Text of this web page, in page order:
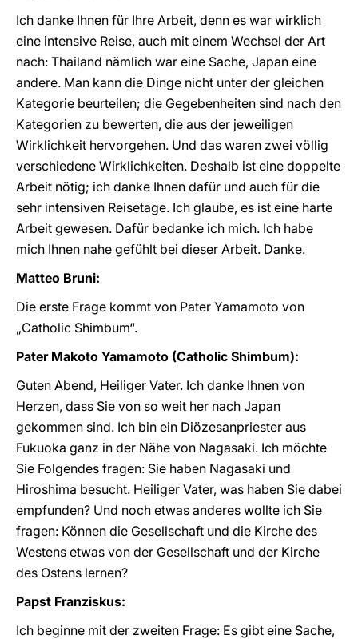
Ich danke Ihnen für Ihre Arbeit, denn es war wirklich
eine intensive Reise, auch mit einem Wechsel der Art
nach: Thailand nämlich war eine Sache, Japan eine
andere. Man kann die Dinge nicht unter der gleichen
Kategorie beurteilen; die Gegebenheiten sind nach den
Kategorien zu bewerten, die aus der jeweiligen
Wirklichkeit hervorgehen. Und das waren zwei völlig
verschiedene Wirklichkeiten. Deshalb ist eine doppelte
Arbeit nötig; ich danke Ihnen dafür und auch für die
sehr intensiven Reisetage. Ich glaube, es ist eine harte
Arbeit gewesen. Dafür bedanke ich mich. Ich habe
mich Ihnen nahe gefühlt bei dieser Arbeit. Danke.
Matteo Bruni:
Die erste Frage kommt von Pater Yamamoto von
„Catholic Shimbum“.
Pater Makoto Yamamoto (Catholic Shimbum):
Guten Abend, Heiliger Vater. Ich danke Ihnen von
Herzen, dass Sie von so weit her nach Japan
gekommen sind. Ich bin ein Diözesanpriester aus
Fukuoka ganz in der Nähe von Nagasaki. Ich möchte
Sie Folgendes fragen: Sie haben Nagasaki und
Hiroshima besucht. Heiliger Vater, was haben Sie dabei
empfunden? Und noch etwas anderes wollte ich Sie
fragen: Können die Gesellschaft und die Kirche des
Westens etwas von der Gesellschaft und der Kirche
des Ostens lernen?
Papst Franziskus:
Ich beginne mit der zweiten Frage: Es gibt eine Sache,